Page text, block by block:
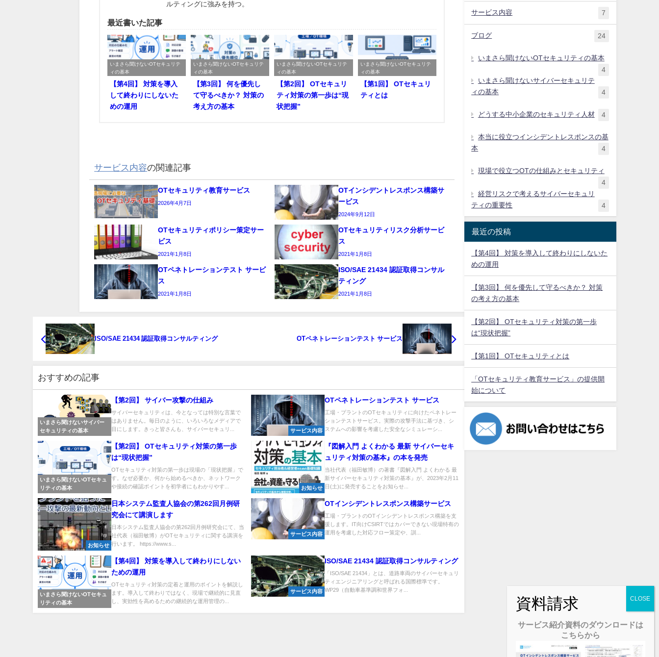
ルティングに強みを持つ。
最近書いた記事
いまさら聞けないOTセキュリテ
ィの基本
【第4回】 対策を導入
して終わりにしないた
めの運用
いまさら聞けないOTセキュリテ
ィの基本
【第3回】 何を優先し
て守るべきか？ 対策の
考え方の基本
いまさら聞けないOTセキュリテ
ィの基本
【第2回】 OTセキュリ
ティ対策の第一歩は“現
状把握”
いまさら聞けないOTセキュリテ
ィの基本
【第1回】 OTセキュリ
ティとは
サービス内容の関連記事
OTセキュリティ教育サービス
2026年4月7日
OTインシデントレスポンス構築サ
ービス
2024年9月12日
OTセキュリティポリシー策定サー
ビス
2021年1月8日
OTセキュリティリスク分析サービ
ス
2021年1月8日
OTペネトレーションテスト サービ
ス
2021年1月8日
ISO/SAE 21434 認証取得コンサル
ティング
2021年1月8日
ISO/SAE 21434 認証取得コンサルティング OTペネトレーションテスト サービス
おすすめの記事
いまさら聞けないサイバー
セキュリティの基本
【第2回】 サイバー攻撃の仕組み
サイバーセキュリティは、今となっては特別な言葉で
はありません。毎日のように、いろいろなメディアで
目にします。きっと皆さんも、サイバーセキュリ...
サービス内容
OTペネトレーションテスト サービス
工場・プラントのOTセキュリティに向けたペネトレー
ションテストサービス。実際の攻撃手法に基づき、シ
ステムへの影響を考慮した安全なシミュレーシ...
いまさら聞けないOTセキュ
リティの基本
【第2回】 OTセキュリティ対策の第一歩
は“現状把握”
OTセキュリティ対策の第一歩は現場の「現状把握」で
す。なぜ必要か、何から始めるべきか、ネットワーク
や接続の確認ポイントを初学者にもわかりやす...
お知らせ
『図解入門 よくわかる 最新 サイバーセキ
ュリティ対策の基本』の本を発売
当社代表（福田敏博）の著書『図解入門 よくわかる 最
新サイバーセキュリティ対策の基本』が、2023年2月11
日(土)に発売することをお知らせ...
お知らせ
日本システム監査人協会の第262回月例研
究会にて講演します
日本システム監査人協会の第262回月例研究会にて、当
社代表（福田敏博）がOTセキュリティに関する講演を
行います。 https://www.s...
サービス内容
OTインシデントレスポンス構築サービス
工場・プラントのOTインシデントレスポンス構築を支
援します。IT向けCSIRTではカバーできない現場特有の
運用を考慮した対応フロー策定や、訓...
いまさら聞けないOTセキュ
リティの基本
【第4回】 対策を導入して終わりにしない
ための運用
OTセキュリティ対策の定着と運用のポイントを解説し
ます。導入して終わりではなく、現場で継続的に見直
し、実効性を高めるための継続的な運用管理の...
サービス内容
ISO/SAE 21434 認証取得コンサルティング
「ISO/SAE 21434」とは、道路車両のサイバーセキュリ
ティエンジニアリングと呼ばれる国際標準です。
WP29（自動車基準調和世界フォ...
サービス内容 7
ブログ 24
いまさら聞けないOTセキュリティの基本
4
いまさら聞けないサイバーセキュリテ
ィの基本
4
どうする中小企業のセキュリティ人材 4
本当に役立つインシデントレスポンスの基
本
4
現場で役立つOTの仕組みとセキュリティ
4
経営リスクで考えるサイバーセキュリ
ティの重要性
4
最近の投稿
【第4回】 対策を導入して終わりにしないた
めの運用
【第3回】 何を優先して守るべきか？ 対策
の考え方の基本
【第2回】 OTセキュリティ対策の第一歩
は“現状把握”
【第1回】 OTセキュリティとは
「OTセキュリティ教育サービス」の提供開
始について
サービス紹介資料のダウンロードは
こちらから